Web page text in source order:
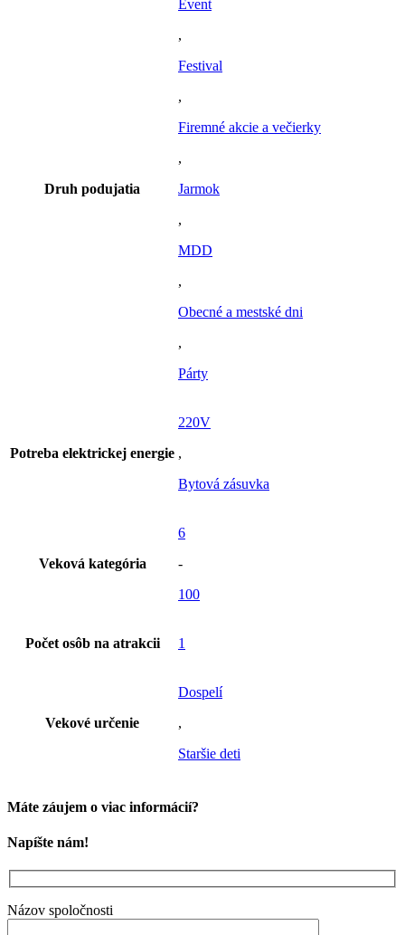
Druh podujatia
Event
,
Festival
,
Firemné akcie a večierky
,
Jarmok
,
MDD
,
Obecné a mestské dni
,
Párty
Potreba elektrickej energie
220V
,
Bytová zásuvka
Veková kategória
6
-
100
Počet osôb na atrakcii 1
Vekové určenie
Dospelí
,
Staršie deti
Máte záujem o viac informácií?
Napíšte nám!
Názov spoločnosti